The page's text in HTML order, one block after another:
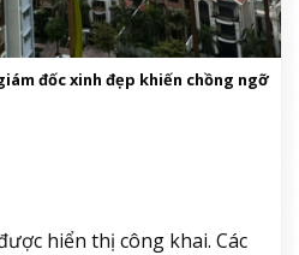
đốc xinh đẹp khiến chồng ngỡ
hiển thị công khai. Các